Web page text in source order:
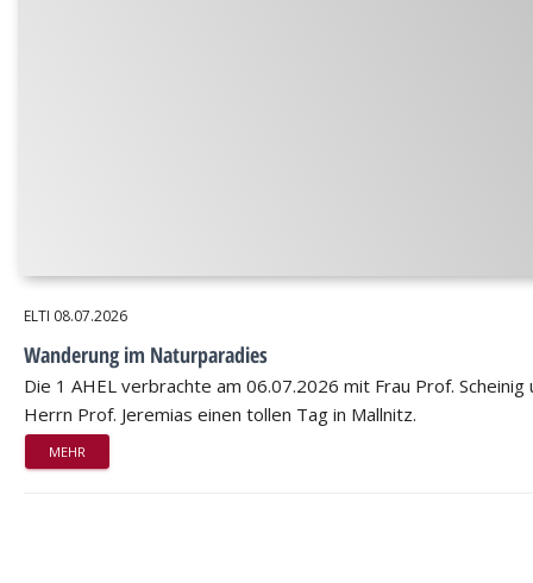
ELTI 08.07.2026
Wanderung im Naturparadies
Die 1 AHEL verbrachte am 06.07.2026 mit Frau Prof. Scheinig
Herrn Prof. Jeremias einen tollen Tag in Mallnitz.
MEHR